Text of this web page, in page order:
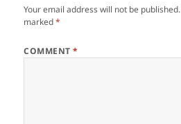
Your email address will not be published.
marked*
COMMENT*